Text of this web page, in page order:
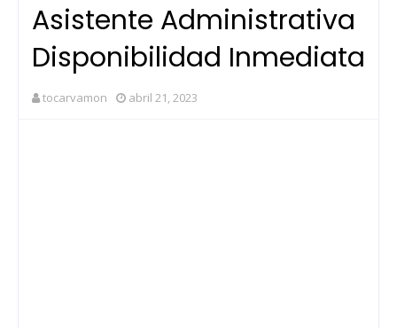
Asistente Administrativa
Disponibilidad Inmediata
tocarvamon abril 21, 2023